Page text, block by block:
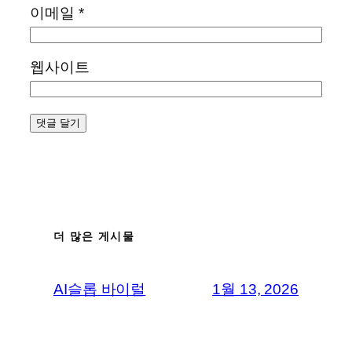
이메일 *
웹사이트
더 많은 게시물
AI슬롭 바이럴 1월 13, 2026